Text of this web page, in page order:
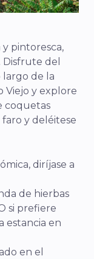
y pintoresca,
del
largo de la
Viejo y explore
coquetas
y deléitese
diríjase a
de hierbas
si prefiere
estancia en
en el